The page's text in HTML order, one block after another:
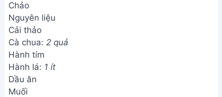
Chảo
Nguyên liệu
Cải thảo
Cà chua: 2 quả
Hành tím
Hành lá: 1 ít
Dầu ăn
Muối